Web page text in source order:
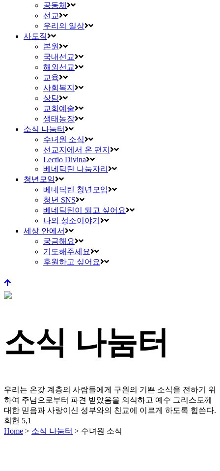
공동체
선교
우리의 일상
사도직
본원
국내선교
해외선교
교육
사회복지
상담
교회예술
생태농장
소식 나눔터
수녀원 소식
선교지에서 온 편지
Lectio Divina
베네딕틴 나눔자리
청년모임
베네딕틴 청년모임
청년 SNS
베네딕틴이 되고 싶어요
나의 성소이야기
세상 안에서
궁금해요
기도해주세요
후원하고 싶어요
소식 나눔터
우리는 온갖 계층의 사람들에게 구원의 기쁜 소식을 전하기 위
하여 주님으로부터 파견 받았음을 의식하고 예수 그리스도께
대한 믿음과 사랑이신 성부와의 친교에 이르게 하도록 힘쓴다.
회헌 5,1
Home > 소식 나눔터 > 수녀원 소식